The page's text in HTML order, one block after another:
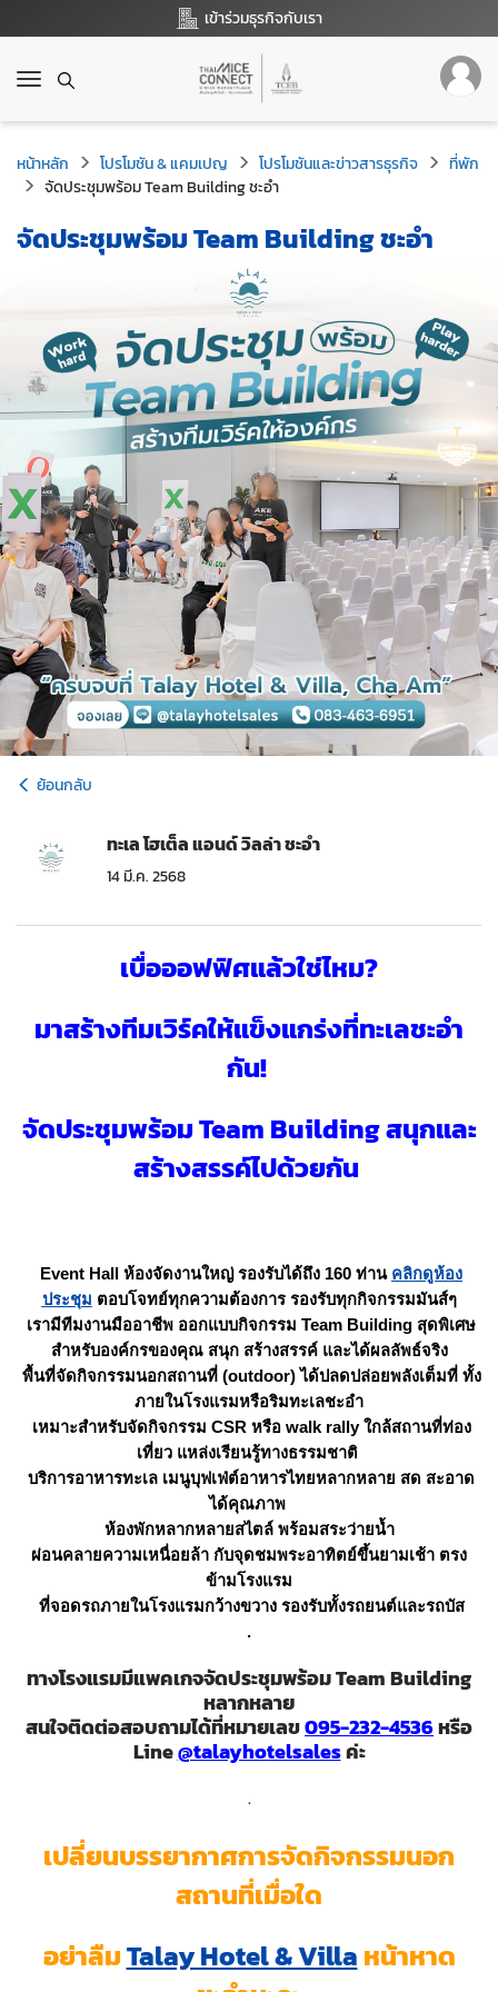
เข้าร่วมธุรกิจกับเรา
T
g
g
l
e
a
i
o
หน้าหลัก โปรโมชัน & แคมเปญ โปรโมชันและข่าวสารธุรกิจ
ที่พัก
จัดประชุมพร้อม Team Building ชะอำ
จัดประชุมพร้อม Team Building ชะอำ
ย้อนกลับ
ทะเล โฮเต็ล แอนด์ วิลล่า ชะอำ
14 มี.ค. 2568
เบื่อออฟฟิศแล้วใช่ไหม?
มาสร้างทีมเวิร์คให้แข็งแกร่งที่ทะเลชะอำ
กัน!
จัดประชุมพร้อม Team Buildingสนุกและ
สร้างสรรค์ไปด้วยกัน
Event Hall ห้องจัดงานใหญ่ รองรับได้ถึง 160 ท่าน คลิกดูห้อง
ประชุม ตอบโจทย์ทุกความต้องการ รองรับทุกกิจกรรมมันส์ๆ
เรามีทีมงานมืออาชีพ ออกแบบกิจกรรม Team Building สุดพิเศษ
สำหรับองค์กรของคุณ สนุก สร้างสรรค์ และได้ผลลัพธ์จริง
พื้นที่จัดกิจกรรมนอกสถานที่ (outdoor) ได้ปลดปล่อยพลังเต็มที่ ทั้ง
ภายในโรงแรมหรือริมทะเลชะอำ
เหมาะสำหรับจัดกิจกรรม CSR หรือ walk rally ใกล้สถานที่ท่อง
เที่ยว แหล่งเรียนรู้ทางธรรมชาติ
บริการอาหารทะเล เมนูบุฟเฟ่ต์อาหารไทยหลากหลาย สด สะอาด
ได้คุณภาพ
ห้องพักหลากหลายสไตล์ พร้อมสระว่ายน้ำ
ผ่อนคลายความเหนื่อยล้า กับจุดชมพระอาทิตย์ขึ้นยามเช้า ตรง
ข้ามโรงแรม
ที่จอดรถภายในโรงแรมกว้างขวาง รองรับทั้งรถยนต์และรถบัส
.
ทางโรงแรมมีแพคเกจจัดประชุมพร้อม Team Building
หลากหลาย
สนใจติดต่อสอบถามได้ที่หมายเลข095-232-4536หรือ
Line@talayhotelsalesค่ะ
.
เปลี่ยนบรรยากาศการจัดกิจกรรมนอก
สถานที่เมื่อใด
อย่าลืมTalay Hotel & Villa หน้าหาด